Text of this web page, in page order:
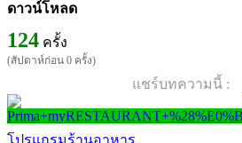
ดาวน์โหลด
124 ครั้ง
(สัปดาห์ก่อน 0 ครั้ง)
แชร์บทความนี้ :